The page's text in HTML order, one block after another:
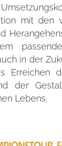
mit den
in der
Erreichen
der
Lebens.